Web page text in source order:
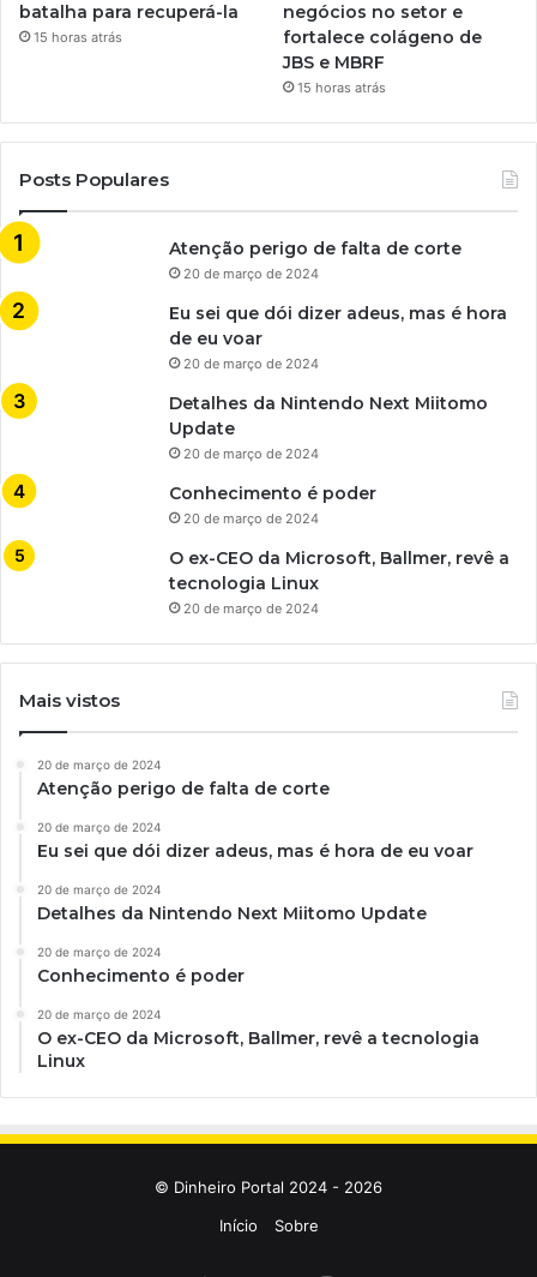
batalha para recuperá-la
15 horas atrás
negócios no setor e
fortalece colágeno de
JBS e MBRF
15 horas atrás
Posts Populares
Atenção perigo de falta de corte
20 de março de 2024
Eu sei que dói dizer adeus, mas é hora
de eu voar
20 de março de 2024
Detalhes da Nintendo Next Miitomo
Update
20 de março de 2024
Conhecimento é poder
20 de março de 2024
O ex-CEO da Microsoft, Ballmer, revê a
tecnologia Linux
20 de março de 2024
Mais vistos
20 de março de 2024
Atenção perigo de falta de corte
20 de março de 2024
Eu sei que dói dizer adeus, mas é hora de eu voar
20 de março de 2024
Detalhes da Nintendo Next Miitomo Update
20 de março de 2024
Conhecimento é poder
20 de março de 2024
O ex-CEO da Microsoft, Ballmer, revê a tecnologia
Linux
© Dinheiro Portal 2024 - 2026
Início
Sobre